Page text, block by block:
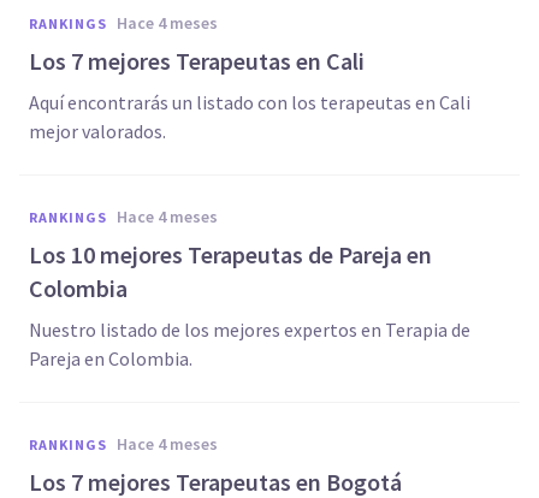
RANKINGS hace 4 meses
Los 7 mejores Terapeutas en Cali
Aquí encontrarás un listado con los terapeutas en Cali
mejor valorados.
RANKINGS hace 4 meses
Los 10 mejores Terapeutas de Pareja en
Colombia
Nuestro listado de los mejores expertos en Terapia de
Pareja en Colombia.
RANKINGS hace 4 meses
Los 7 mejores Terapeutas en Bogotá